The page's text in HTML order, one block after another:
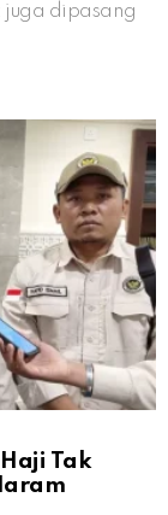
juga dipasang
Tak